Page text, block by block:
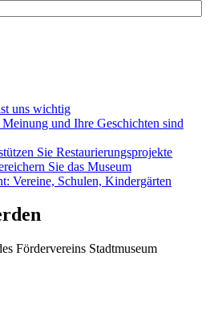
uns wichtig
und Ihre Geschichten sind
Sie Restaurierungsprojekte
Sie das Museum
Vereine, Schulen, Kindergärten
Fördervereins Stadtmuseum